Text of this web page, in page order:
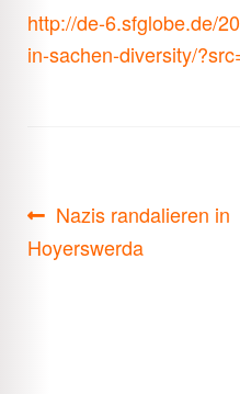
http://de-6.sfglobe.de/
in-sachen-diversity/
Vorheriger
Beitrag:
Nazis randalieren in
Hoyerswerda